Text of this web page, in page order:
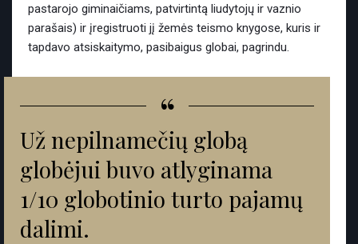
pastarojo giminaičiams, patvirtintą liudytojų ir vaznio
parašais) ir įregistruoti jį žemės teismo knygose, kuris ir
tapdavo atsiskaitymo, pasibaigus globai, pagrindu.
“
Už nepilnamečių globą
globėjui buvo atlyginama
1/10 globotinio turto pajamų
dalimi.